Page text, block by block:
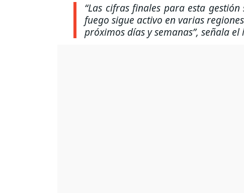
“Las cifras finales para esta
fuego sigue activo en varias
próximos días y semanas”, señala el